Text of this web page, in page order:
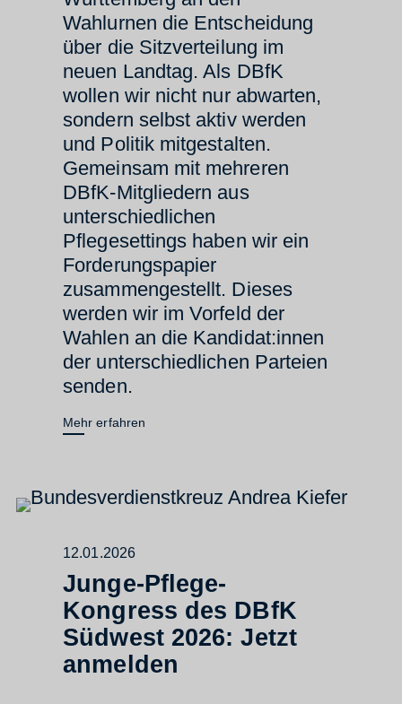
Wahlurnen die Entscheidung
über die Sitzverteilung im
neuen Landtag. Als DBfK
wollen wir nicht nur abwarten,
sondern selbst aktiv werden
und Politik mitgestalten.
Gemeinsam mit mehreren
DBfK-Mitgliedern aus
unterschiedlichen
Pflegesettings haben wir ein
Forderungspapier
zusammengestellt. Dieses
werden wir im Vorfeld der
Wahlen an die Kandidat:innen
der unterschiedlichen Parteien
senden.
Mehr erfahren
12.01.2026
Junge-Pflege-
Kongress des DBfK
Südwest 2026: Jetzt
anmelden